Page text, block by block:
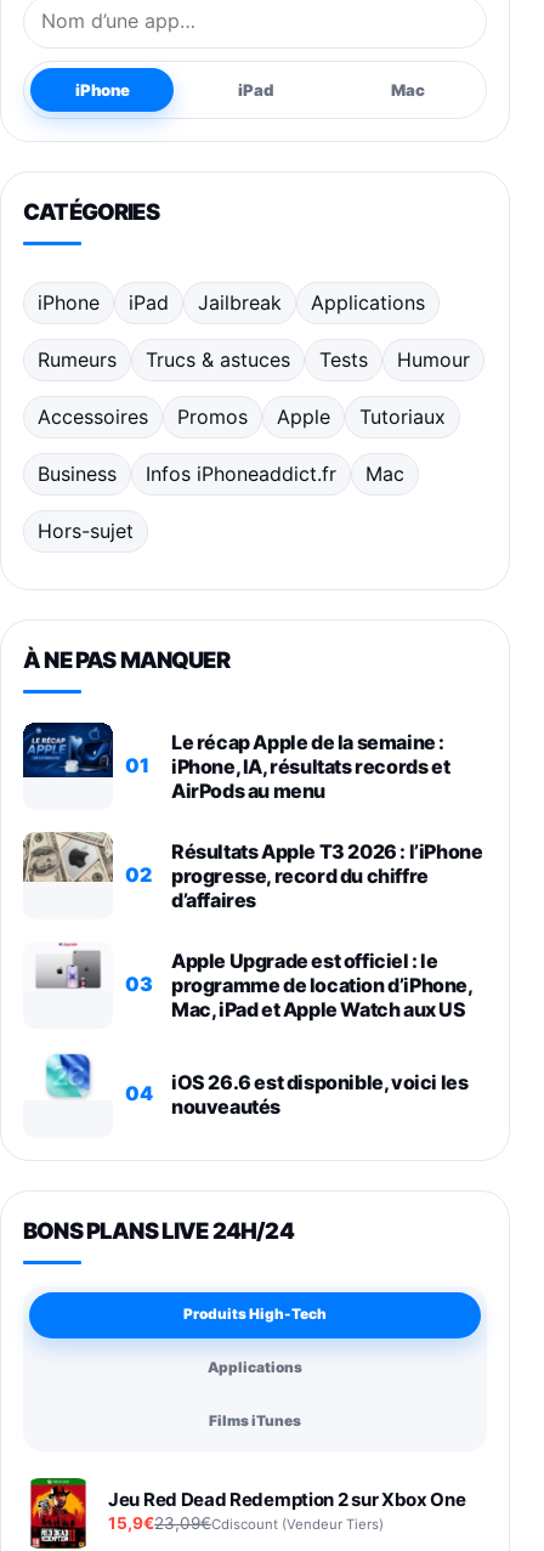
Nom de l’application
iPhone iPad Mac
CATÉGORIES
iPhone iPad Jailbreak Applications
Rumeurs Trucs & astuces Tests Humour
Accessoires Promos Apple Tutoriaux
Business Infos iPhoneaddict.fr Mac
Hors-sujet
À NE PAS MANQUER
01
Le récap Apple de la semaine :
iPhone, IA, résultats records et
AirPods au menu
02
Résultats Apple T3 2026 : l’iPhone
progresse, record du chiffre
d’affaires
03
Apple Upgrade est officiel : le
programme de location d’iPhone,
Mac, iPad et Apple Watch aux US
04
iOS 26.6 est disponible, voici les
nouveautés
BONS PLANS LIVE 24H/24
Produits High-Tech
Applications
Films iTunes
Jeu Red Dead Redemption 2 sur Xbox One
15,9€23,09€Cdiscount (Vendeur Tiers)